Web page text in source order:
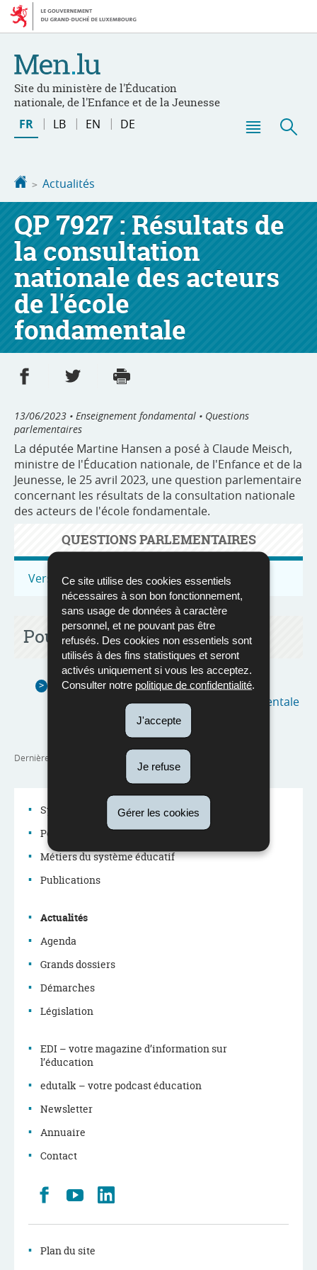
Ce site utilise des cookies essentiels
nécessaires à son bon fonctionnement,
sans usage de données à caractère
personnel, et ne pouvant pas être
refusés. Des cookies non essentiels sont
utilisés à des fins statistiques et seront
activés uniquement si vous les acceptez.
Consulter notre politique de confidentialité.
J'accepte
Je refuse
Gérer les cookies
Aller
navigation
Aller
au
Site du ministère de l'Éducation
nationale, de l'Enfance et de la Jeunesse
Changer
de
FR LB EN DE
Accueil
Actualités
QP 7927 : Résultats de
la consultation
nationale des acteurs
de l'école
fondamentale
Partager sur Facebook
Partager sur Twitter
13/06/2023 • Enseignement fondamental • Questions
parlementaires
La députée Martine Hansen a posé à Claude Meisch,
ministre de l'Éducation nationale, de l'Enfance et de la
Jeunesse, le 25 avril 2023, une question parlementaire
concernant les résultats de la consultation nationale
des acteurs de l'école fondamentale.
QUESTIONS PARLEMENTAIRES
Vers toutes les questions parlementaires
Pour en savoir plus
QP 7927 : Résultats de la consultation
nationale des acteurs de l'école fondamentale
Dernière mise à jour 09/08/2023
Menu
de
navigation
Système éducatif
Politique éducative
Métiers du système éducatif
Publications
Actualités
Agenda
Grands dossiers
Démarches
Législation
EDI – votre magazine d’information sur
l’éducation
edutalk – votre podcast éducation
Newsletter
Annuaire
Contact
Retrouvez
nous
Youtube
Plan du site